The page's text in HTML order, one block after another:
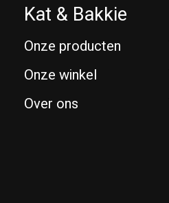
Kat & Bakkie
Onze producten
Onze winkel
Over ons